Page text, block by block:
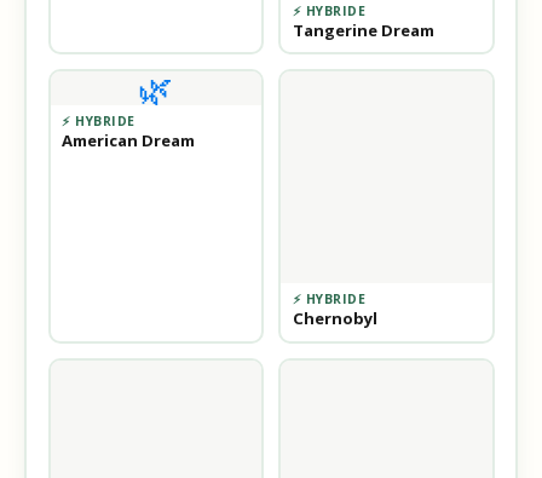
⚡ HYBRIDE
Tangerine Dream
🌿
⚡ HYBRIDE
American Dream
⚡ HYBRIDE
Chernobyl